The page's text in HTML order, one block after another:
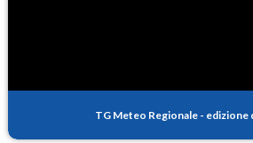
TG Meteo Regionale - edizione